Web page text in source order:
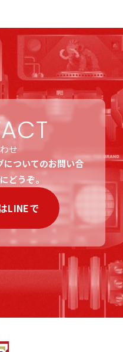
せ
についてのお問い合
どうぞ。
LINEで